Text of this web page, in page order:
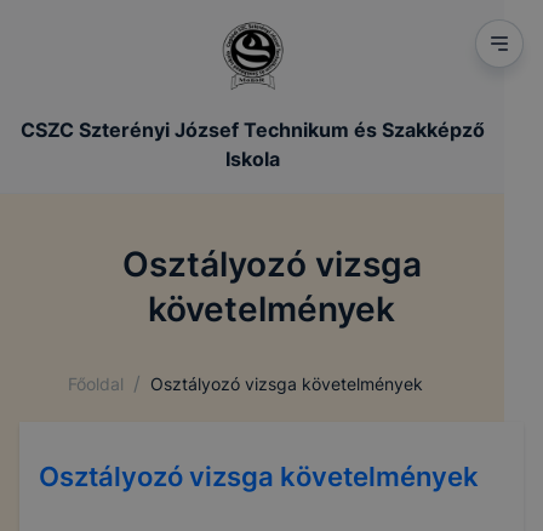
CSZC Szterényi József Technikum és Szakképző
Iskola
Osztályozó vizsga
követelmények
Főoldal / Osztályozó vizsga követelmények
Osztályozó vizsga követelmények